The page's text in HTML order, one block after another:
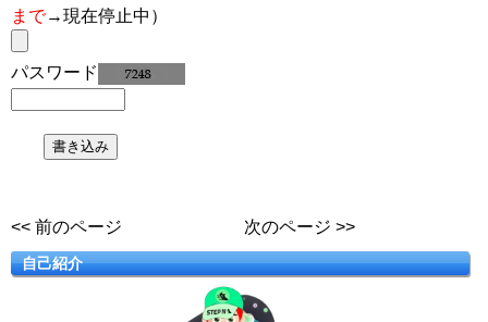
まで→現在停止中）
パスワード
<< 前のページ 次のページ >>
自己紹介